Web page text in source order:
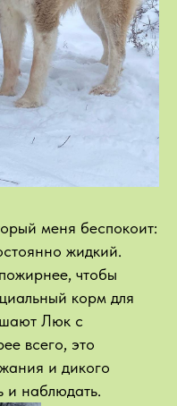
меня беспокоит:
жидкий.
чтобы
корм для
Люк с
всего, это
и дикого
и наблюдать.